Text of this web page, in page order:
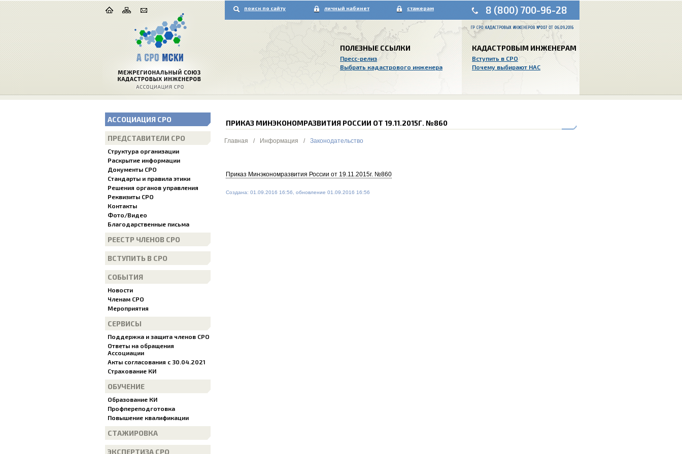
поиск по сайту личный кабинет стажерам 8 (800) 700-96-28
ПОЛЕЗНЫЕ ССЫЛКИ
Пресс-релиз
Выбрать кадастрового инженера
КАДАСТРОВЫМ ИНЖЕНЕРАМ
Вступить в СРО
Почему выбирают НАС
АССОЦИАЦИЯ СРО
ПРЕДСТАВИТЕЛИ СРО
Структура организации
Раскрытие информации
Документы СРО
Стандарты и правила этики
Решения органов управления
Реквизиты СРО
Контакты
Фото/Видео
Благодарственные письма
РЕЕСТР ЧЛЕНОВ СРО
ВСТУПИТЬ В СРО
СОБЫТИЯ
Новости
Членам СРО
Мероприятия
СЕРВИСЫ
Поддержка и защита членов СРО
Ответы на обращения
Ассоциации
Акты согласования с 30.04.2021
Страхование КИ
ОБУЧЕНИЕ
Образование КИ
Профпереподготовка
Повышение квалификации
СТАЖИРОВКА
ЭКСПЕРТИЗА СРО
ПРИКАЗ МИНЭКОНОМРАЗВИТИЯ РОССИИ ОТ 19.11.2015Г. №860
Главная / Информация / Законодательство
Приказ Минэкономразвития России от 19.11.2015г. №860
Создана: 01.09.2016 16:56, обновление 01.09.2016 16:56